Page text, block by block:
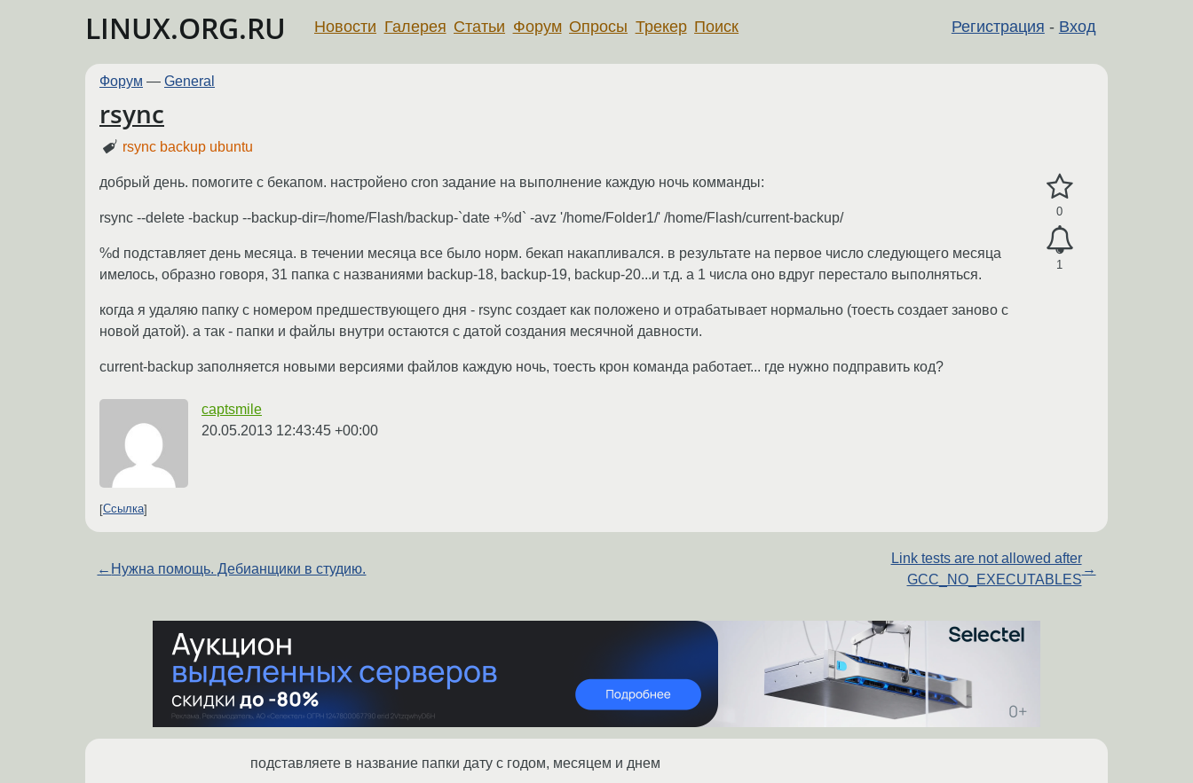
LINUX.ORG.RU Регистрация - Вход
Новости Галерея Статьи Форум Опросы Трекер Поиск
Форум — General
rsync
rsync backup ubuntu
0
1
добрый день. помогите с бекапом. настройено cron задание на выполнение каждую ночь комманды:
rsync --delete -backup --backup-dir=/home/Flash/backup-`date +%d` -avz '/home/Folder1/' /home/Flash/current-backup/
%d подставляет день месяца. в течении месяца все было норм. бекап накапливался. в результате на первое число следующего месяца
имелось, образно говоря, 31 папка с названиями backup-18, backup-19, backup-20...и т.д. а 1 числа оно вдруг перестало выполняться.
когда я удаляю папку с номером предшествующего дня - rsync создает как положено и отрабатывает нормально (тоесть создает заново с
новой датой). а так - папки и файлы внутри остаются с датой создания месячной давности.
current-backup заполняется новыми версиями файлов каждую ночь, тоесть крон команда работает... где нужно подправить код?
captsmile
20.05.2013 12:43:45 +00:00
Ссылка
← Нужна помощь. Дебианщики в студию.
Link tests are not allowed after
GCC_NO_EXECUTABLES
→
подставляете в название папки дату с годом, месяцем и днем